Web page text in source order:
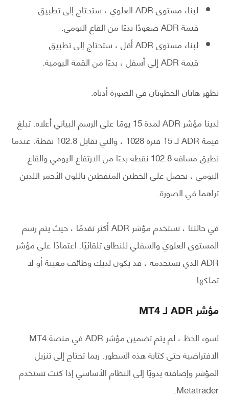
لبناء مستوى ADR العلوي ، ستحتاج إلى تطبيق
قيمة ADR صعودًا بدءًا من القاع اليومي.
لبناء مستوى ADR أقل ، ستحتاج إلى تطبيق
قيمة ADR إلى أسفل ، بدءًا من القمة اليومية.
تظهر هاتان الخطوتان في الصورة أدناه.
لدينا مؤشر ADR لمدة 15 يومًا على الرسم البياني أعلاه. تبلغ
قيمة ADR لـ 15 فترة 1028 ، والتي تقابل 102.8 نقطة. عندما
نطبق مسافة 102.8 نقطة بدءًا من الارتفاع اليومي والقاع
اليومي ، نحصل على الخطين المنقطين باللون الأحمر اللذين
تراهما في الصورة.
في حالتنا ، نستخدم مؤشر ADR أكثر تقدمًا ، حيث يتم رسم
المستوى العلوي والسفلي للنطاق تلقائيًا. اعتمادًا على مؤشر
ADR الذي تستخدمه ، قد يكون لديك وظائف معينة أو لا
تملكها.
مؤشر ADR لـ MT4
لسوء الحظ ، لم يتم تضمين مؤشر ADR في منصة MT4
الافتراضية حتى كتابة هذه السطور. ربما تحتاج إلى تنزيل
المؤشر وإضافته يدويًا إلى النظام الأساسي إذا كنت تستخدم
Metatrader.